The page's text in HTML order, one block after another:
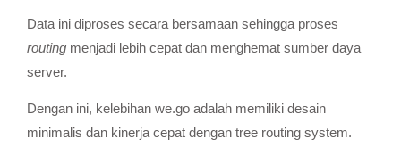
Data ini diproses secara bersamaan sehingga proses
routing menjadi lebih cepat dan menghemat sumber daya
server.
Dengan ini, kelebihan we.go adalah memiliki desain
minimalis dan kinerja cepat dengan tree routing system.